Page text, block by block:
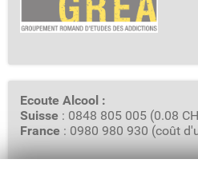
Ecoute Alcool :
Suisse : 0848 805 005 (0.08
France : 0980 980 930 (coût